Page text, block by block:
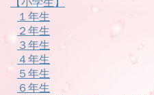
【小学生】
１年生
２年生
３年生
４年生
５年生
６年生